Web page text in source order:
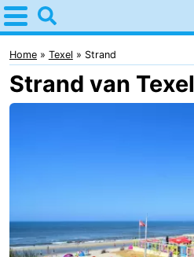
Home
Texel
Tips
Den
-
Home Texel Strand
Strand van Texel